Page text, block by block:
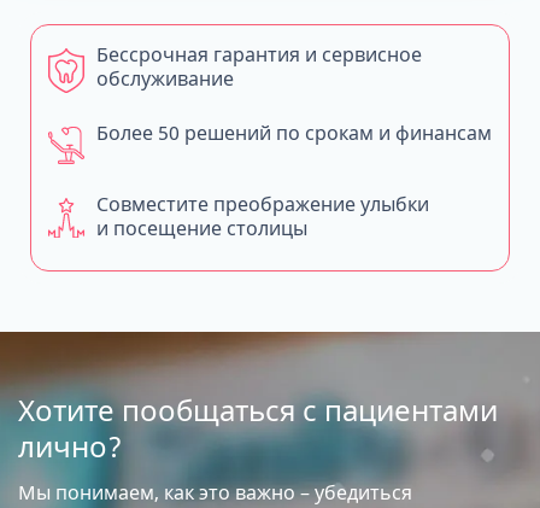
Совместите преображение улыбки
и посещение столицы
Бессрочная гарантия и сервисное
обслуживание
Более 50 решений по срокам и финансам
Хотите пообщаться с пациентами
лично?
Мы понимаем, как это важно – убедиться